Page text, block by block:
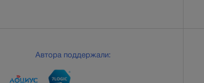
Автора поддержали: